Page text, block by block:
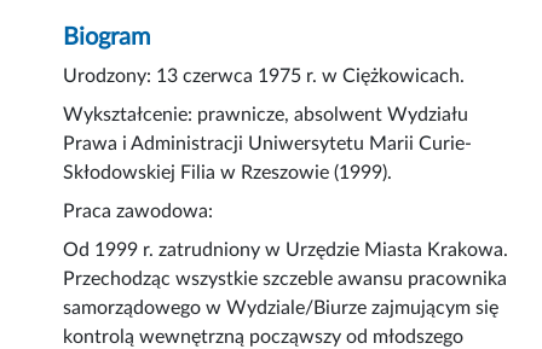
Biogram
Urodzony: 13 czerwca 1975 r. w Ciężkowicach.
Wykształcenie: prawnicze, absolwent Wydziału
Prawa i Administracji Uniwersytetu Marii Curie-
Skłodowskiej Filia w Rzeszowie (1999).
Praca zawodowa:
Od 1999 r. zatrudniony w Urzędzie Miasta Krakowa.
Przechodząc wszystkie szczeble awansu pracownika
samorządowego w Wydziale/Biurze zajmującym się
kontrolą wewnętrzną począwszy od młodszego